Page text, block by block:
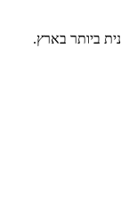
ביותר בארץ.